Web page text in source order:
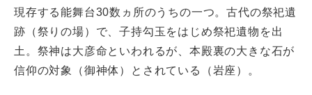
現存する能舞台30数ヵ所のうちの一つ。古代の祭祀遺
跡（祭りの場）で、子持勾玉をはじめ祭祀遺物を出
土。祭神は大彦命といわれるが、本殿裏の大きな石が
信仰の対象（御神体）とされている（岩座）。